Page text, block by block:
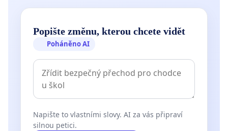
Popište změnu, kterou chcete vidět
Poháněno AI
Napište to vlastními slovy. AI za vás připraví
silnou petici.